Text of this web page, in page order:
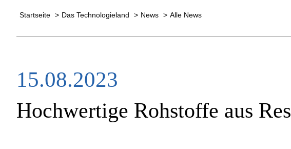
Startseite Das Technologieland News Alle News
15.08.2023
Hochwertige Rohstoffe aus